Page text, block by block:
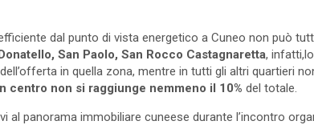
dal punto di vista energetico a Cuneo non può
San Paolo, San Rocco Castagnaretta,
in quella zona, mentre in tutti gli altri quartieri
centro non si raggiunge nemmeno il 10% del totale.
al panorama immobiliare cuneese durante l’incontro